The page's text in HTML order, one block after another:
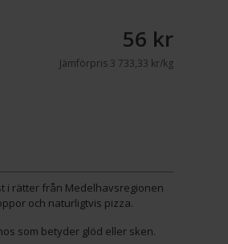
56 kr
Jämförpris3 733,33 kr/kg
i rätter från Medelhavsregionen
och naturligtvis pizza.
som betyder glöd eller sken.